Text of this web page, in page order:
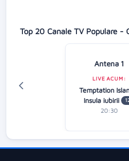
Top 20 Canale TV Populare -
Antena 1
LIVE ACUM:
Temptation
Insula iubirii
20:30